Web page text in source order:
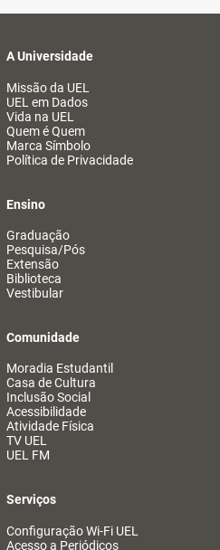
A Universidade
Missão da UEL
UEL em Dados
Vida na UEL
Quem é Quem
Marca Símbolo
Política de Privacidade
Ensino
Graduação
Pesquisa/Pós
Extensão
Biblioteca
Vestibular
Comunidade
Moradia Estudantil
Casa de Cultura
Inclusão Social
Acessibilidade
Atividade Física
TV UEL
UEL FM
Serviços
Configuração Wi-Fi UEL
Acesso a Periódicos